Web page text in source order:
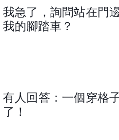
我急了，詢問站在門
我的腳踏車？
有人回答：一個穿格
了！